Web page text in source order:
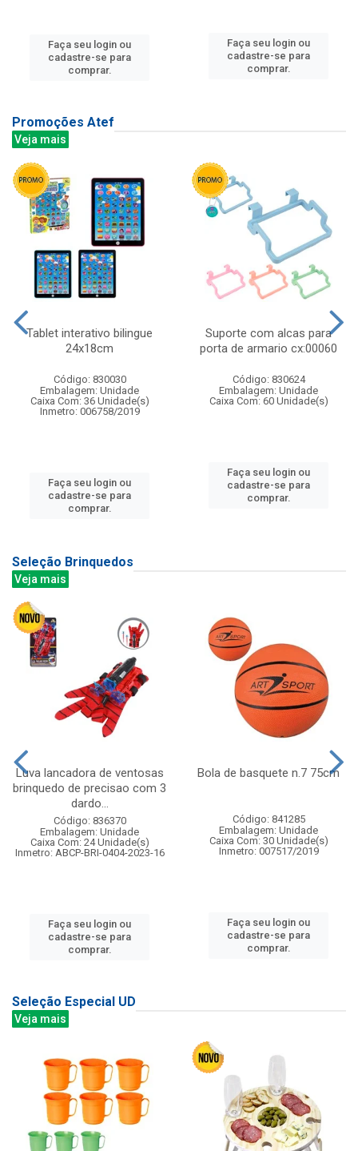
Faça seu login ou
cadastre-se para
comprar.
Faça seu login ou
cadastre-se para
comprar.
Promoções Atef
Veja mais
Tablet interativo bilingue
24x18cm
Código: 830030
Embalagem: Unidade
Caixa Com: 36 Unidade(s)
Inmetro: 006758/2019
Faça seu login ou
cadastre-se para
comprar.
Suporte com alcas para
porta de armario cx:00060
Código: 830624
Embalagem: Unidade
Caixa Com: 60 Unidade(s)
Faça seu login ou
cadastre-se para
comprar.
Seleção Brinquedos
Veja mais
Luva lancadora de ventosas
brinquedo de precisao com 3
dardo...
Código: 836370
Embalagem: Unidade
Caixa Com: 24 Unidade(s)
Inmetro: ABCP-BRI-0404-2023-16
Faça seu login ou
cadastre-se para
comprar.
Bola de basquete n.7 75cm
Código: 841285
Embalagem: Unidade
Caixa Com: 30 Unidade(s)
Inmetro: 007517/2019
Faça seu login ou
cadastre-se para
comprar.
Seleção Especial UD
Veja mais